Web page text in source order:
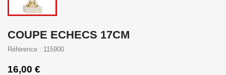
COUPE ECHECS 17CM
Référence : 115900
16,00 €